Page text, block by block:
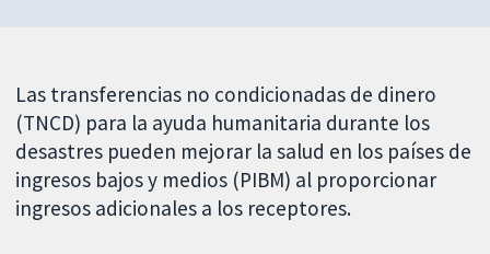
Las transferencias no condicionadas de dinero
(TNCD) para la ayuda humanitaria durante los
desastres pueden mejorar la salud en los países de
ingresos bajos y medios (PIBM) al proporcionar
ingresos adicionales a los receptores.